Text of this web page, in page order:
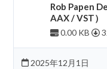
Rob Papen
AAX / VST）
0.00 KB
2025年12月1日